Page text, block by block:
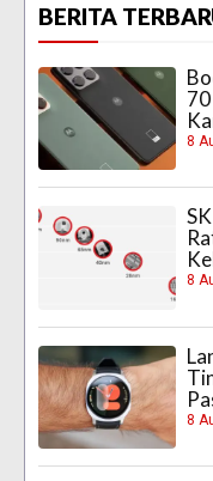
BERITA
8
8
8